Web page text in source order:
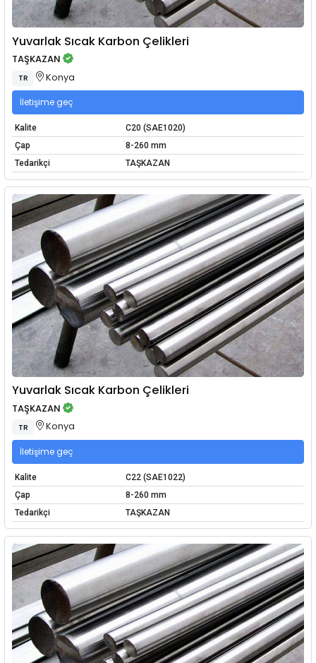
Yuvarlak Sıcak Karbon Çelikleri
TAŞKAZAN
TR Konya
İletişime geç
Kalite
C20 (SAE1020)
Çap
8-260 mm
Tedarikçi
TAŞKAZAN
Yuvarlak Sıcak Karbon Çelikleri
TAŞKAZAN
TR Konya
İletişime geç
Kalite
C22 (SAE1022)
Çap
8-260 mm
Tedarikçi
TAŞKAZAN